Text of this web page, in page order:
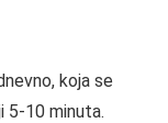
koja se
5-10 minuta.